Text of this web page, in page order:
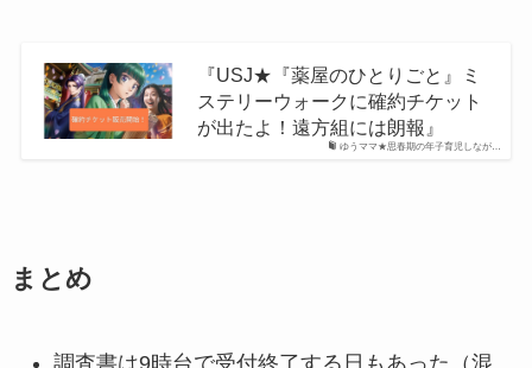
ゆうママ★思春期の年子育児しなが…
『USJ★『薬屋のひとりごと』ミ
ステリーウォークに確約チケット
が出たよ！遠方組には朗報』
まとめ
調査書は9時台で受付終了する日もあった（混